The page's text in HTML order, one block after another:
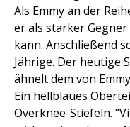
Als Emmy an der
er als starker
kann. Anschließend
Jährige. Der heutige
ähnelt dem von
Ein hellblaues
Overknee-Stiefeln.